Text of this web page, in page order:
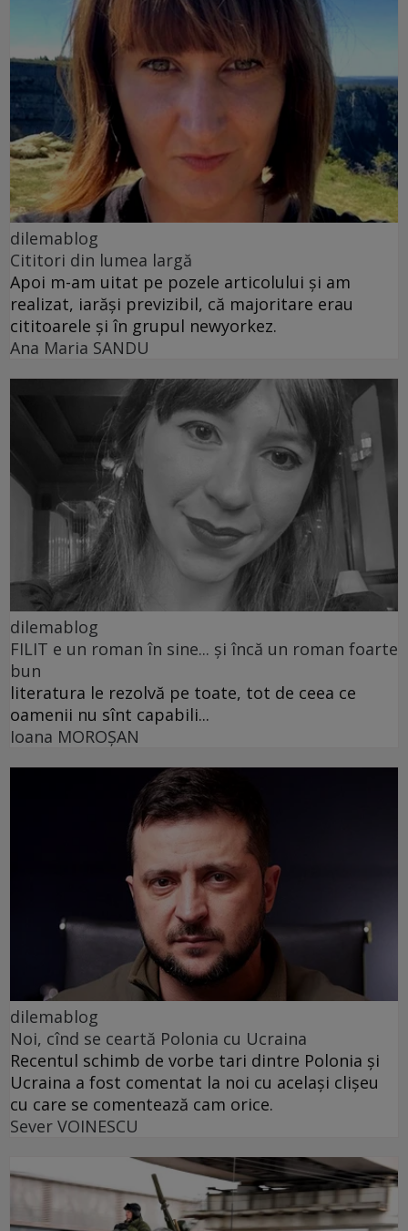
dilemablog
Cititori din lumea largă
Apoi m-am uitat pe pozele articolului și am
realizat, iarăși previzibil, că majoritare erau
cititoarele și în grupul newyorkez.
Ana Maria SANDU
dilemablog
FILIT e un roman în sine... și încă un roman foarte
bun
literatura le rezolvă pe toate, tot de ceea ce
oamenii nu sînt capabili...
Ioana MOROȘAN
dilemablog
Noi, cînd se ceartă Polonia cu Ucraina
Recentul schimb de vorbe tari dintre Polonia și
Ucraina a fost comentat la noi cu același clișeu
cu care se comentează cam orice.
Sever VOINESCU